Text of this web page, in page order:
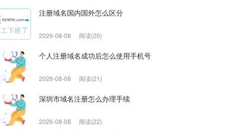
注册域名国内国外怎么区分
2026-08-08 阅读(20)
个人注册域名成功后怎么使用手机号
2026-08-08 阅读(21)
深圳市域名注册怎么办理手续
2026-08-08 阅读(22)